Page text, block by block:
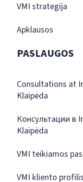
VMI strategija
Apklausos
PASLAUGOS
Consultations at
Klaipėda
Консультации в
Klaipėda
VMI teikiamos
VMI kliento profilis